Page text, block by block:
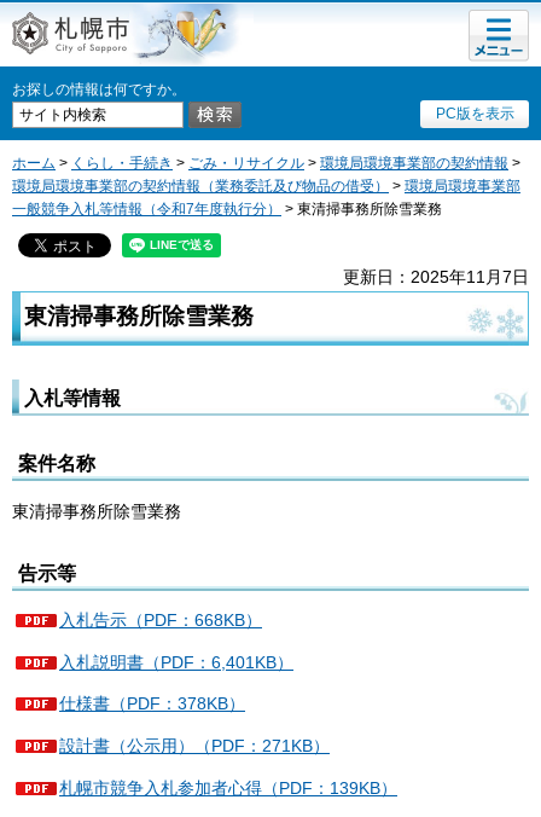
札幌市
お探しの情報は何ですか。
PC版を表示
メニュ
ー
ホーム > くらし・手続き > ごみ・リサイクル > 環境局環境事業部の契約情報 >
環境局環境事業部の契約情報（業務委託及び物品の借受）
> 環境局環境事業部
一般競争入札等情報（令和7年度執行分）
> 東清掃事務所除雪業務
更新日：2025年11月7日
東清掃事務所除雪業務
入札等情報
案件名称
東清掃事務所除雪業務
告示等
入札告示（PDF：668KB）
入札説明書（PDF：6,401KB）
仕様書（PDF：378KB）
設計書（公示用）（PDF：271KB）
札幌市競争入札参加者心得（PDF：139KB）